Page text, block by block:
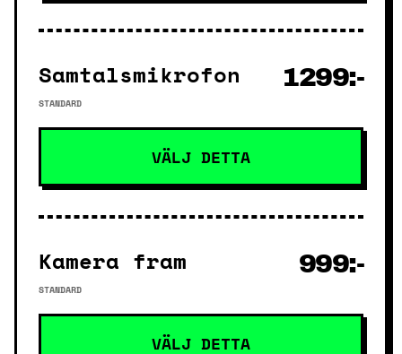
Samtalsmikrofon
STANDARD
1299:-
VÄLJ DETTA
Kamera fram
STANDARD
999:-
VÄLJ DETTA